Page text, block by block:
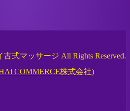
式マッサージ All Rights Reserved.
COMMERCE株式会社)